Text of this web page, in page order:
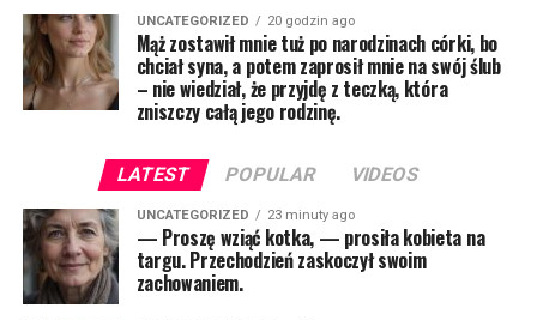
UNCATEGORIZED 20 godzin ago
Mąż zostawił mnie tuż po narodzinach córki, bo
chciał syna, a potem zaprosił mnie na swój ślub
– nie wiedział, że przyjdę z teczką, która
zniszczy całą jego rodzinę.
LATEST POPULAR VIDEOS
UNCATEGORIZED 23 minuty ago
— Proszę wziąć kotka, — prosiła kobieta na
targu. Przechodzień zaskoczył swoim
zachowaniem.